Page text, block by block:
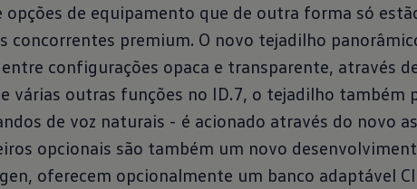
opções de equipamento que de outra forma só
concorrentes premium. O novo tejadilho
configurações opaca e transparente, através
várias outras funções no ID.7, o tejadilho também
de voz naturais - é acionado através do novo
opcionais são também um novo
oferecem opcionalmente um banco adaptável